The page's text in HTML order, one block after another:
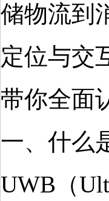
储物流到
定位与交
带你全面
一、什么
UWB（